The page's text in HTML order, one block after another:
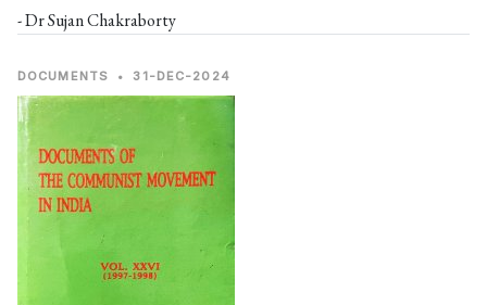
- Dr Sujan Chakraborty
DOCUMENTS • 31-DEC-2024